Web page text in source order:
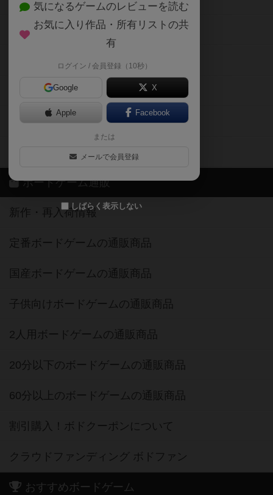
気になるゲームのレビューを読む
お気に入り作品・所有リストの共
有
ログイン / 会員登録（10秒）
Google X
Apple Facebook
または
メールで会員登録
しばらく表示しない
メカニクス特集
掲示板・トピックス
ボドとも・会員一覧
ボードゲーム業界コラム
ボドゲーマご利用案内
ボードゲーム通販
新作・再入荷情報
定番ボードゲームの通販商品
国産ボードゲームの通販商品
子供向けボードゲームの通販商品
2人用ボードゲームの通販商品
20分以下のボードゲームの通販商品
60分以上のボードゲームの通販商品
割引購入！ボドクーポンについて
クラウドファンディング ボドファン
おすすめボードゲーム